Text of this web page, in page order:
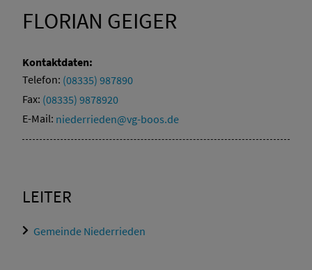
FLORIAN GEIGER
Kontaktdaten:
Telefon: (08335) 987890
Fax: (08335) 9878920
E-Mail: niederrieden@vg-boos.de
LEITER
Gemeinde Niederrieden